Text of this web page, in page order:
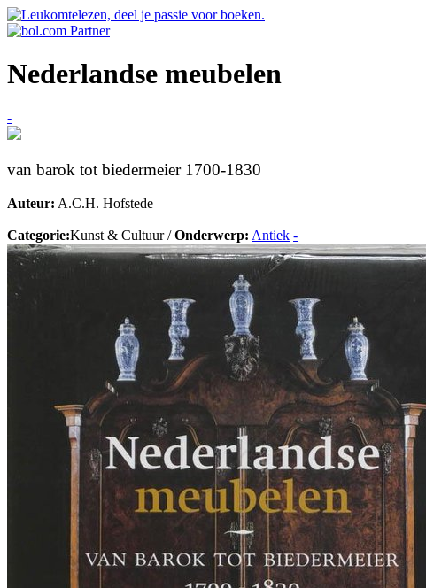
Nederlandse meubelen
-
van barok tot biedermeier 1700-1830
Auteur: A.C.H. Hofstede
Categorie:Kunst & Cultuur /Onderwerp: Antiek -